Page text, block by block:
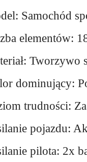
Samochód
elementów:
Tworzywo
dominujący:
trudności:
pojazdu:
pilota: 2x